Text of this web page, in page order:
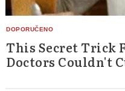
This Secret Trick
Doctors Couldn't